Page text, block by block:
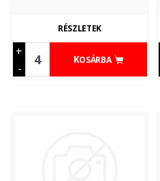
+
-
KOSÁRBA
RÉSZLETEK